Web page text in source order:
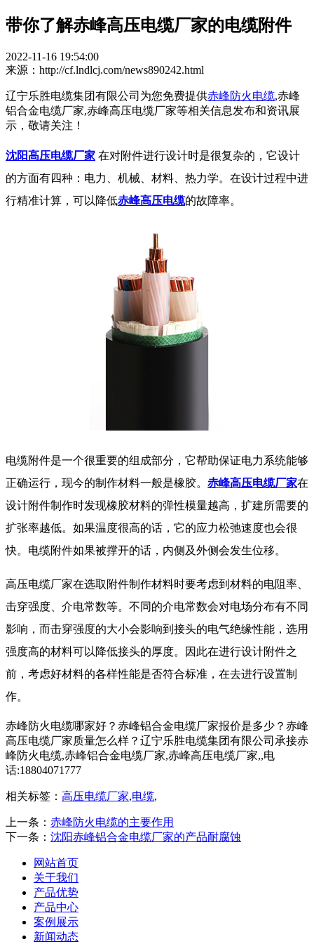
带你了解赤峰高压电缆厂家的电缆附件
2022-11-16 19:54:00
来源：http://cf.lndlcj.com/news890242.html
辽宁乐胜电缆集团有限公司为您免费提供赤峰防火电缆,赤峰
铝合金电缆厂家,赤峰高压电缆厂家等相关信息发布和资讯展
示，敬请关注！
沈阳高压电缆厂家 在对附件进行设计时是很复杂的，它设计
的方面有四种：电力、机械、材料、热力学。在设计过程中进
行精准计算，可以降低赤峰高压电缆的故障率。
电缆附件是一个很重要的组成部分，它帮助保证电力系统能够
正确运行，现今的制作材料一般是橡胶。 赤峰高压电缆厂家在
设计附件制作时发现橡胶材料的弹性模量越高，扩建所需要的
扩张率越低。如果温度很高的话，它的应力松弛速度也会很
快。电缆附件如果被撑开的话，内侧及外侧会发生位移。
高压电缆厂家在选取附件制作材料时要考虑到材料的电阻率、
击穿强度、介电常数等。不同的介电常数会对电场分布有不同
影响，而击穿强度的大小会影响到接头的电气绝缘性能，选用
强度高的材料可以降低接头的厚度。因此在进行设计附件之
前，考虑好材料的各样性能是否符合标准，在去进行设置制
作。
赤峰防火电缆哪家好？赤峰铝合金电缆厂家报价是多少？赤峰
高压电缆厂家质量怎么样？辽宁乐胜电缆集团有限公司承接赤
峰防火电缆,赤峰铝合金电缆厂家,赤峰高压电缆厂家,,电
话:18804071777
相关标签： 高压电缆厂家,电缆,
上一条： 赤峰防火电缆的主要作用
下一条： 沈阳赤峰铝合金电缆厂家的产品耐腐蚀
网站首页
关于我们
产品优势
产品中心
案例展示
新闻动态